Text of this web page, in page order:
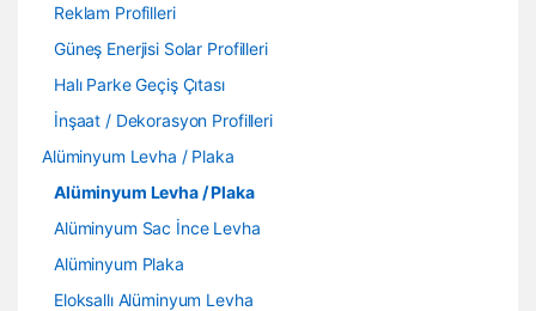
Reklam Profilleri
Güneş Enerjisi Solar Profilleri
Halı Parke Geçiş Çıtası
İnşaat / Dekorasyon Profilleri
Alüminyum Levha / Plaka
Alüminyum Levha / Plaka
Alüminyum Sac İnce Levha
Alüminyum Plaka
Eloksallı Alüminyum Levha